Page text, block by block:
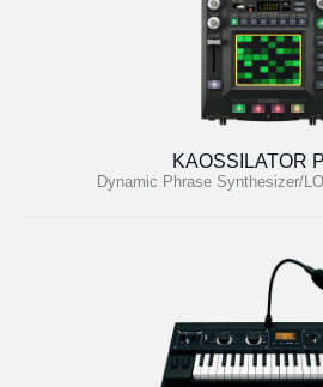
KAOSSILATOR
Dynamic Phrase Synthesizer/